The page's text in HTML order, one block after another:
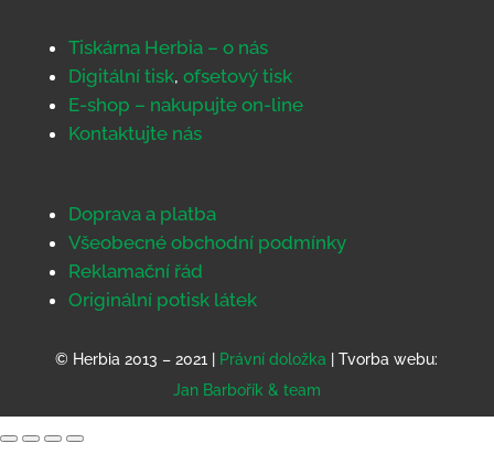
Tiskárna Herbia – o nás
Digitální tisk, ofsetový tisk
E-shop – nakupujte on-line
Kontaktujte nás
Doprava a platba
Všeobecné obchodní podmínky
Reklamační řád
Originální potisk látek
© Herbia 2013 – 2021 | Právní doložka | Tvorba webu:
Jan Barbořík & team